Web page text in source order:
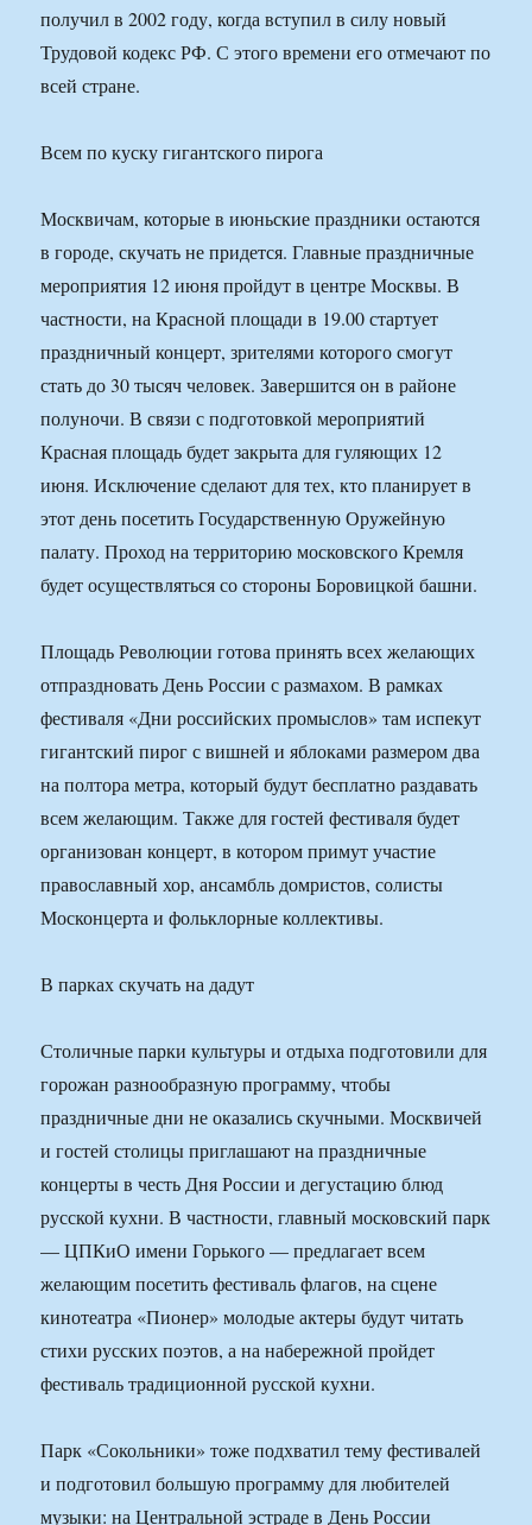
получил в 2002 году, когда вступил в силу новый
Трудовой кодекс РФ. С этого времени его отмечают по
всей стране.
Всем по куску гигантского пирога
Москвичам, которые в июньские праздники остаются
в городе, скучать не придется. Главные праздничные
мероприятия 12 июня пройдут в центре Москвы. В
частности, на Красной площади в 19.00 стартует
праздничный концерт, зрителями которого смогут
стать до 30 тысяч человек. Завершится он в районе
полуночи. В связи с подготовкой мероприятий
Красная площадь будет закрыта для гуляющих 12
июня. Исключение сделают для тех, кто планирует в
этот день посетить Государственную Оружейную
палату. Проход на территорию московского Кремля
будет осуществляться со стороны Боровицкой башни.
Площадь Революции готова принять всех желающих
отпраздновать День России с размахом. В рамках
фестиваля «Дни российских промыслов» там испекут
гигантский пирог с вишней и яблоками размером два
на полтора метра, который будут бесплатно раздавать
всем желающим. Также для гостей фестиваля будет
организован концерт, в котором примут участие
православный хор, ансамбль домристов, солисты
Москонцерта и фольклорные коллективы.
В парках скучать на дадут
Столичные парки культуры и отдыха подготовили для
горожан разнообразную программу, чтобы
праздничные дни не оказались скучными. Москвичей
и гостей столицы приглашают на праздничные
концерты в честь Дня России и дегустацию блюд
русской кухни. В частности, главный московский парк
— ЦПКиО имени Горького — предлагает всем
желающим посетить фестиваль флагов, на сцене
кинотеатра «Пионер» молодые актеры будут читать
стихи русских поэтов, а на набережной пройдет
фестиваль традиционной русской кухни.
Парк «Сокольники» тоже подхватил тему фестивалей
и подготовил большую программу для любителей
музыки: на Центральной эстраде в День России